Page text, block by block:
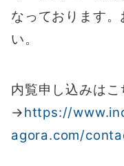
なっております
い。
内覧申し込みはこ
→https://
agora.com/